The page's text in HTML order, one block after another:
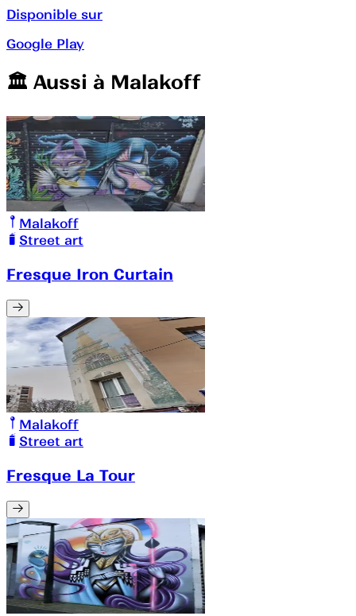
Disponible sur
Google Play
🏛️️ Aussi à Malakoff
Malakoff
Street art
Fresque Iron Curtain
Malakoff
Street art
Fresque La Tour